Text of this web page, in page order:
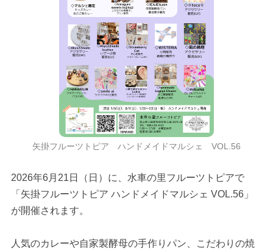
矢掛フルーツトピア ハンドメイドマルシェ VOL.56
2026年6月21日（日）に、水車の里フルーツトピアで
「矢掛フルーツトピア ハンドメイドマルシェ VOL.56」
が開催されます。
人気のカレーや自家製酵母の手作りパン、こだわりの焼